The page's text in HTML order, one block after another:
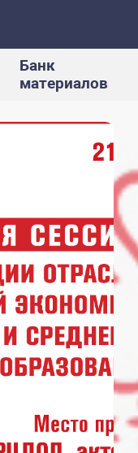
Банк
материалов